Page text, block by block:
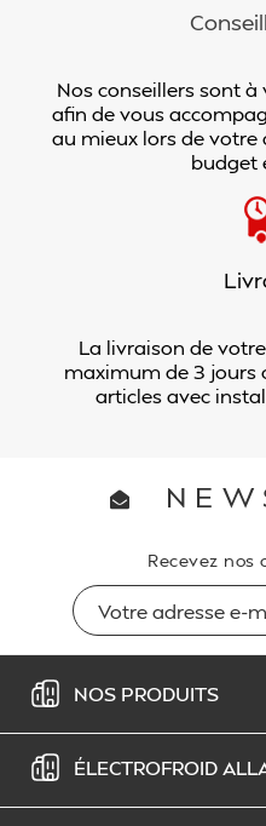
Nos conseillers sont
afin de vous
au mieux lors de
budget
La livraison de
maximum de 3 jours
articles avec
Recevez nos
NOS PRODUITS
ÉLECTROFROID